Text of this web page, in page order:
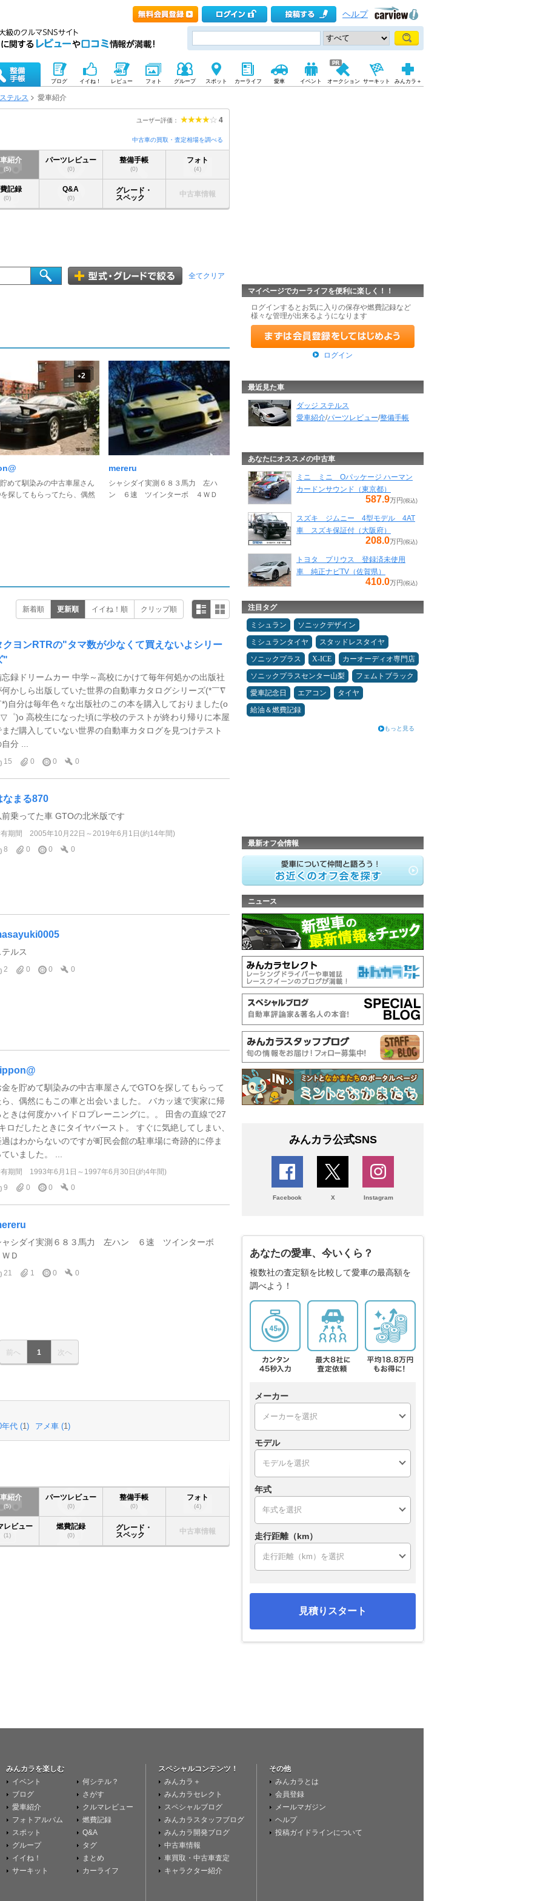
ヘルプ
ブログ イイね！ レビュー フォト グループ スポット カーライフ 愛車 イベント オークション サーキット みんカラ＋
ステルス 愛車紹介
ユーザー評価： 4
中古車の買取・査定相場を調べる
紹介
(5)
パーツレビュー
(0)
整備手帳
(0)
フォト
(4)
記録
(0)
Q&A
(0)
グレード・
スペック
中古車情報
全てクリア
+2
めて馴染みの中古車屋さん
探してもらってたら、偶然
mereru
シャシダイ実測６８３馬力 左ハ
ン ６速 ツインターボ ４ＷＤ
新着順 更新順 イイね！順 クリップ順
クヨンRTRの"タマ数が少なくて買えないよシリー
"
忘録ドリームカー 中学～高校にかけて毎年何処かの出版社
何かしら出版していた世界の自動車カタログシリーズ(*￣∇
*)自分は毎年色々な出版社のこの本を購入しておりました(o
゜)o 高校生になった頃に学校のテストが終わり帰りに本屋
まだ購入していない世界の自動車カタログを見つけテスト
自分 ...
15 0 0 0
なまる870
前乗ってた車 GTOの北米版です
期間
2005年10月22日～2019年6月1日(約14年間)
8
0 0 0
ルス
2 0 0 0
金を貯めて馴染みの中古車屋さんでGTOを探してもらって
ら、偶然にもこの車と出会いました。 バカッ速で実家に帰
ときは何度かハイドロプレーニングに。。 田舎の直線で27
ロだしたときにタイヤバースト。 すぐに気絶してしまい、
過はわからないのですが町民会館の駐車場に奇跡的に停ま
いました。 ...
期間
1993年6月1日～1997年6月30日(約4年間)
9
0 0 0
ャシダイ実測６８３馬力 左ハン ６速 ツインターボ
Ｄ
21 1 0 0
前へ 1 次へ
年代 (1) アメ車 (1)
紹介
(5)
パーツレビュー
(0)
整備手帳
(0)
フォト
(4)
レビュー
(1)
燃費記録
(0)
グレード・
スペック
中古車情報
マイページでカーライフを便利に楽しく！！
ログインするとお気に入りの保存や燃費記録など
様々な管理が出来るようになります
ログイン
最近見た車
ダッジ ステルス
愛車紹介/パーツレビュー/整備手帳
あなたにオススメの中古車
ミニ ミニ Oパッケージ ハーマン
カードンサウンド（東京都）
587.9万円 (税込)
スズキ ジムニー 4型モデル 4AT
車 スズキ保証付（大阪府）
208.0万円 (税込)
トヨタ プリウス 登録済未使用
車 純正ナビTV（佐賀県）
410.0万円 (税込)
注目タグ
ミシュラン
ソニックデザイン
ミシュランタイヤ
スタッドレスタイヤ
ソニックプラス
X-ICE
カーオーディオ専門店
ソニックプラスセンター山梨
フェムトブラック
愛車記念日
エアコン
タイヤ
給油＆燃費記録
もっと見る
最新オフ会情報
ニュース
みんカラ公式SNS
Facebook X Instagram
あなたの愛車、今いくら？
複数社の査定額を比較して愛車の最高額を
調べよう！
メーカー
モデル
年式
走行距離（km）
見積りスタート
みんカラを楽しむ
イベント
ブログ
愛車紹介
フォトアルバム
スポット
グループ
イイね！
サーキット
何シテル？
さがす
クルマレビュー
燃費記録
Q&A
タグ
まとめ
カーライフ
スペシャルコンテンツ！
みんカラ＋
みんカラセレクト
スペシャルブログ
みんカラスタッフブログ
みんカラ開発ブログ
中古車情報
車買取・中古車査定
キャラクター紹介
その他
みんカラとは
会員登録
メールマガジン
ヘルプ
投稿ガイドラインについて